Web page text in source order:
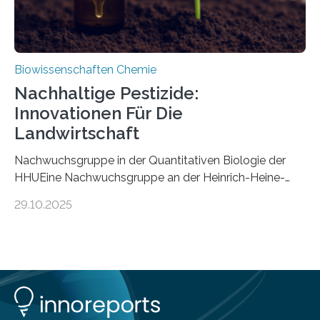
Biowissenschaften Chemie
Nachhaltige Pestizide:
Innovationen Für Die
Landwirtschaft
Nachwuchsgruppe in der Quantitativen Biologie der
HHUEine Nachwuchsgruppe an der Heinrich-Heine-
fünf Jahren erforschen, wie Bakterien auf
Insektenblume. Das Bundesministerium für Forschung,
Technologie und Raumfahrt (BMFTR) fördert das
Projekt im Rahmen der Nationalen
29.10.2025